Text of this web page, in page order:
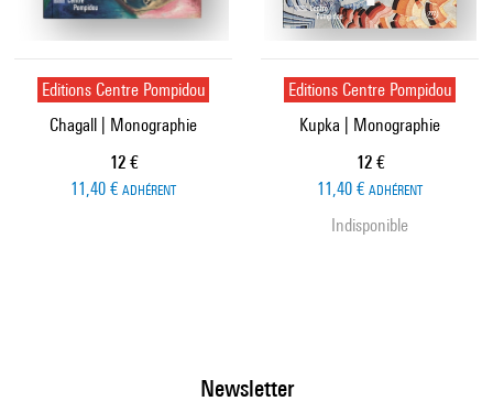
Editions Centre Pompidou
Chagall | Monographie
Prix ​​actuel
12 €
11,40 € ADHÉRENT
Editions Centre Pompidou
Kupka | Monographie
Prix ​​actuel
12 €
11,40 € ADHÉRENT
Indisponible
Newsletter